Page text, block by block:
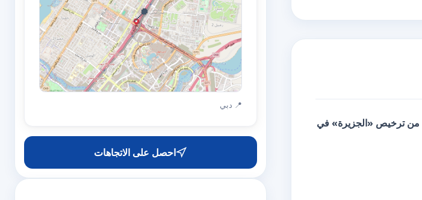
من ترخيص «الجزيرة» في
📍
📍 دبي
احصل على الاتجاهات